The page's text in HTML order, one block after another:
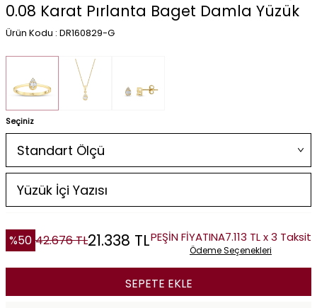
0.08 Karat Pırlanta Baget Damla Yüzük
Ürün Kodu : DR160829-G
Seçiniz
%50 42.676TL21.338 TLPEŞİN FİYATINA7.113 TL x 3 Taksit
Ödeme Seçenekleri
SEPETE EKLE